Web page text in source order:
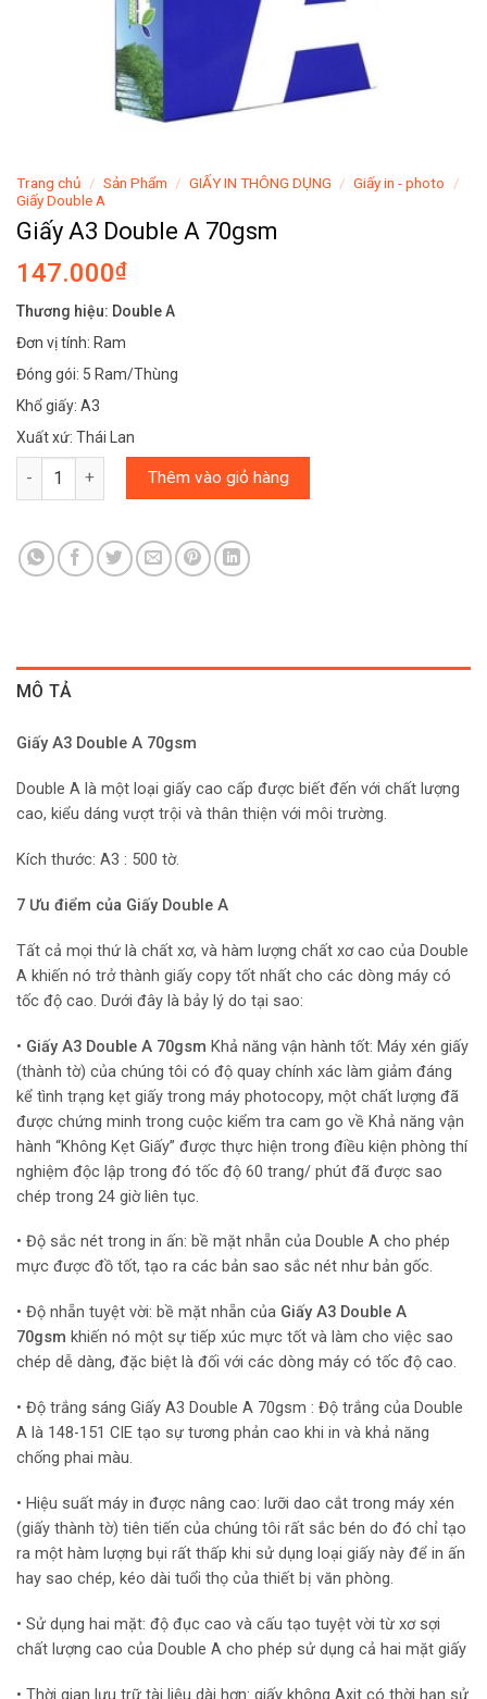
Trang chủ / Sản Phẩm / GIẤY IN THÔNG DỤNG / Giấy in - photo
/
Giấy Double A
Giấy A3 Double A 70gsm
147.000₫
Thương hiệu: Double A
Đơn vị tính: Ram
Đóng gói: 5 Ram/Thùng
Khổ giấy: A3
Xuất xứ: Thái Lan
Giấy A3 Double A 70gsm số lượng
Thêm vào giỏ hàng
MÔ TẢ
Giấy A3 Double A 70gsm
Double A là một loại giấy cao cấp được biết đến với chất lượng
cao, kiểu dáng vượt trội và thân thiện với môi trường.
Kích thước: A3 : 500 tờ.
7 Ưu điểm của Giấy Double A
Tất cả mọi thứ là chất xơ, và hàm lượng chất xơ cao của Double
A khiến nó trở thành giấy copy tốt nhất cho các dòng máy có
tốc độ cao. Dưới đây là bảy lý do tại sao:
• Giấy A3 Double A 70gsm Khả năng vận hành tốt: Máy xén giấy
(thành tờ) của chúng tôi có độ quay chính xác làm giảm đáng
kể tình trạng kẹt giấy trong máy photocopy, một chất lượng đã
được chứng minh trong cuộc kiểm tra cam go về Khả năng vận
hành “Không Kẹt Giấy” được thực hiện trong điều kiện phòng thí
nghiệm độc lập trong đó tốc độ 60 trang/ phút đã được sao
chép trong 24 giờ liên tục.
• Độ sắc nét trong in ấn: bề mặt nhẵn của Double A cho phép
mực được đồ tốt, tạo ra các bản sao sắc nét như bản gốc.
• Độ nhẵn tuyệt vời: bề mặt nhẵn của Giấy A3 Double A
70gsm khiến nó một sự tiếp xúc mực tốt và làm cho việc sao
chép dễ dàng, đặc biệt là đối với các dòng máy có tốc độ cao.
• Độ trắng sáng Giấy A3 Double A 70gsm : Độ trắng của Double
A là 148-151 CIE tạo sự tương phản cao khi in và khả năng
chống phai màu.
• Hiệu suất máy in được nâng cao: lưỡi dao cắt trong máy xén
(giấy thành tờ) tiên tiến của chúng tôi rất sắc bén do đó chỉ tạo
ra một hàm lượng bụi rất thấp khi sử dụng loại giấy này để in ấn
hay sao chép, kéo dài tuổi thọ của thiết bị văn phòng.
• Sử dụng hai mặt: độ đục cao và cấu tạo tuyệt vời từ xơ sợi
chất lượng cao của Double A cho phép sử dụng cả hai mặt giấy
• Thời gian lưu trữ tài liệu dài hơn: giấy không Axit có thời hạn sử